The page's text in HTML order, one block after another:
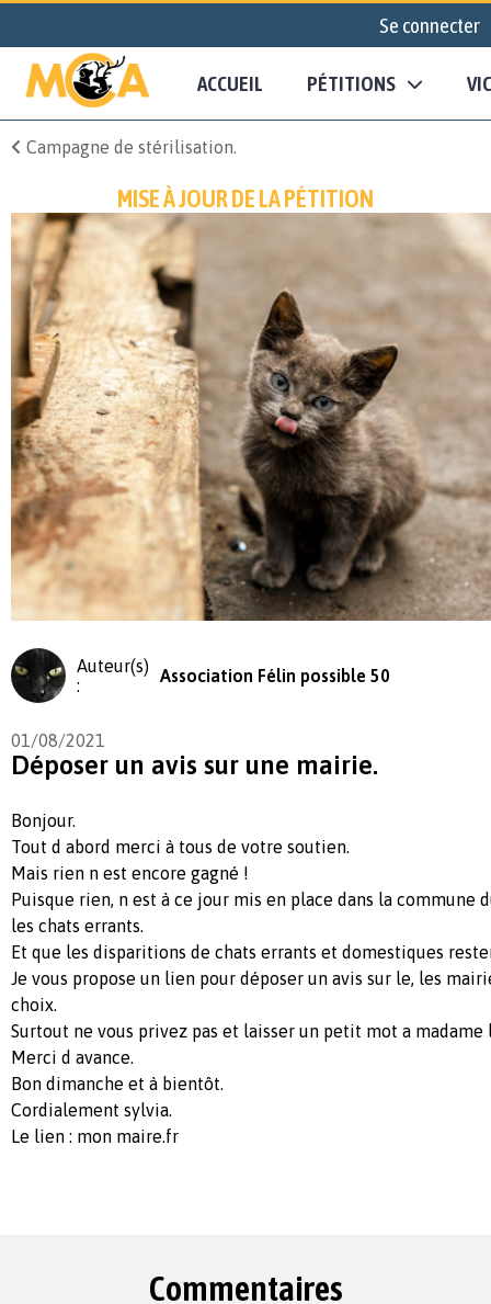
Se connecter
ACCUEIL PÉTITIONS
Campagne de stérilisation.
MISE À JOUR DE LA PÉTITION
Auteur(s)
:
Association Félin possible 50
01/08/2021
Déposer un avis sur une mairie.
Bonjour.
Tout d abord merci à tous de votre soutien.
Mais rien n est encore gagné !
Puisque rien, n est à ce jour mis en place dans la commune
les chats errants.
Et que les disparitions de chats errants et domestiques
Je vous propose un lien pour déposer un avis sur le, les
choix.
Surtout ne vous privez pas et laisser un petit mot a madame
Merci d avance.
Bon dimanche et à bientôt.
Cordialement sylvia.
Le lien : mon maire.fr
Commentaires